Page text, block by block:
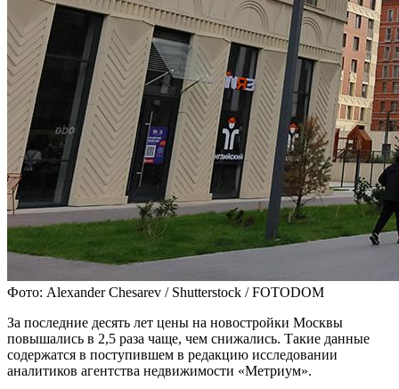
Фото: Alexander Chesarev / Shutterstock / FOTODOM
За последние десять лет цены на новостройки Москвы
повышались в 2,5 раза чаще, чем снижались. Такие данные
содержатся в поступившем в редакцию исследовании
аналитиков агентства недвижимости «Метриум».